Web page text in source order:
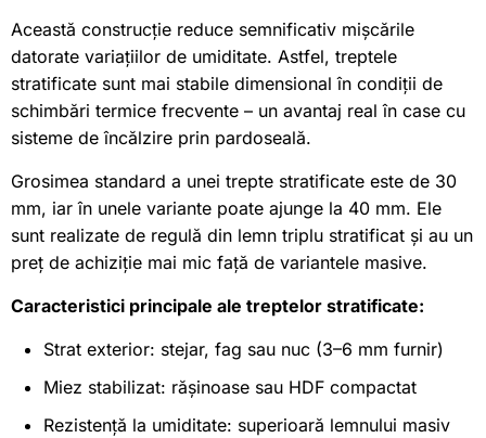
Această construcție reduce semnificativ mișcările
datorate variațiilor de umiditate. Astfel, treptele
stratificate sunt mai stabile dimensional în condiții de
schimbări termice frecvente – un avantaj real în case cu
sisteme de încălzire prin pardoseală.
Grosimea standard a unei trepte stratificate este de 30
mm, iar în unele variante poate ajunge la 40 mm. Ele
sunt realizate de regulă din lemn triplu stratificat și au un
preț de achiziție mai mic față de variantele masive.
Caracteristici principale ale treptelor stratificate:
Strat exterior: stejar, fag sau nuc (3–6 mm furnir)
Miez stabilizat: rășinoase sau HDF compactat
Rezistență la umiditate: superioară lemnului masiv